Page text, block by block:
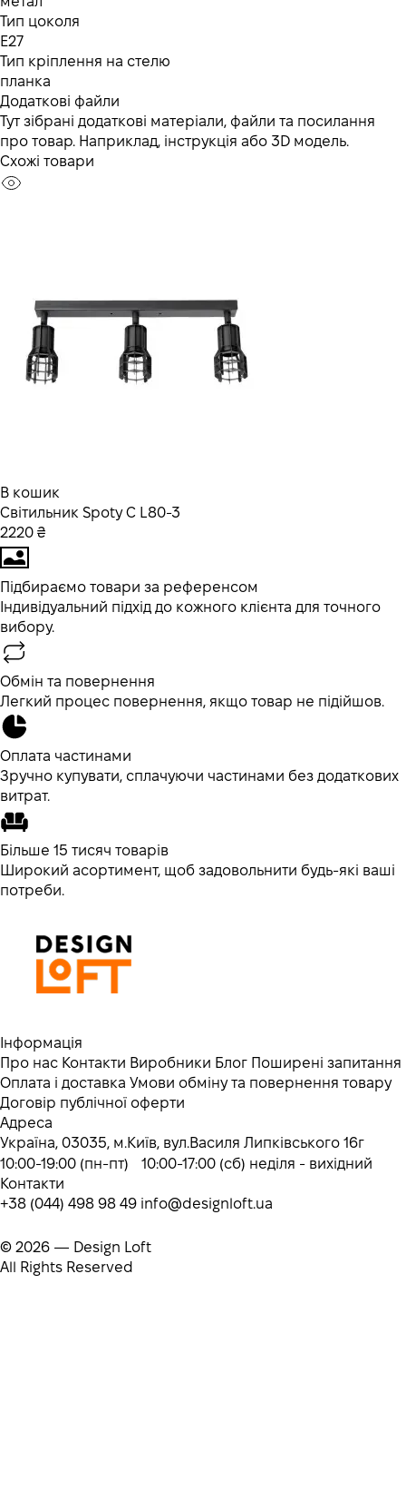
Тип цоколя
E27
Тип кріплення на стелю
планка
Додаткові файли
Тут зібрані додаткові матеріали, файли та посилання
про товар. Наприклад, інструкція або 3D модель.
Схожі товари
В кошик
Світильник Spoty C L80-3
2220 ₴
Підбираємо товари за референсом
Індивідуальний підхід до кожного клієнта для точного
вибору.
Обмін та повернення
Легкий процес повернення, якщо товар не підійшов.
Оплата частинами
Зручно купувати, сплачуючи частинами без додаткових
витрат.
Більше 15 тисяч товарів
Широкий асортимент, щоб задовольнити будь-які ваші
потреби.
Інформація
Про нас Контакти Виробники Блог Поширені запитання
Оплата і доставка Умови обміну та повернення товару
Договір публічної оферти
Адреса
Україна, 03035, м.Київ, вул.Василя Липківського 16г
10:00-19:00 (пн-пт) 10:00-17:00 (сб) неділя - вихідний
Контакти
+38 (044) 498 98 49 info@designloft.ua
© 2026 — Design Loft
All Rights Reserved